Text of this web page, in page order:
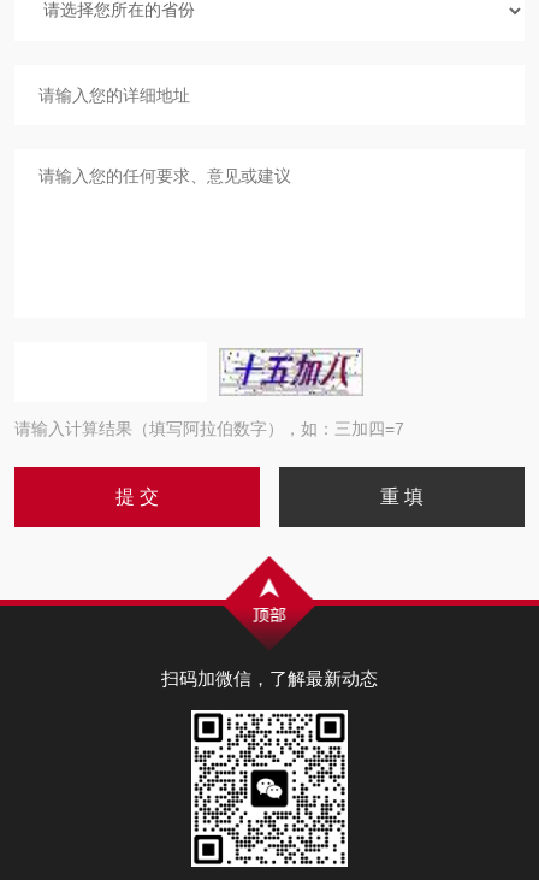
请输入计算结果（填写阿拉伯数字），如：三加四=7
扫码加微信，了解最新动态